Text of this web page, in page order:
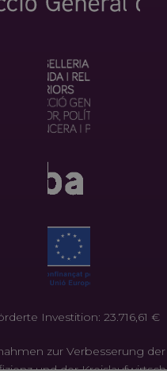
Investition: 23.716,61 €
zur Verbesserung der